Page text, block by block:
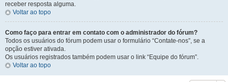
receber resposta alguma.
Voltar ao topo
Como faço para entrar em contato com o administrador do fórum?
Todos os usuários do fórum podem usar o formulário “Contate-nos”, se a
opção estiver ativada.
Os usuários registrados também podem usar o link “Equipe do fórum”.
Voltar ao topo